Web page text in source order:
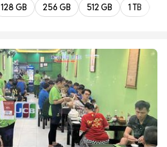
128 GB 256 GB 512 GB 1 TB